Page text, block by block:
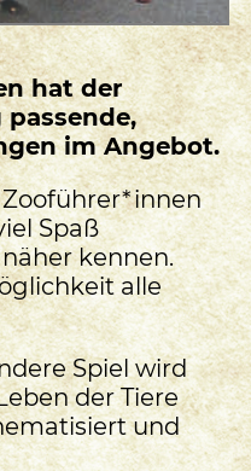
hat der
im Angebot.
Spaß
kennen.
alle
Spiel wird
der Tiere
und